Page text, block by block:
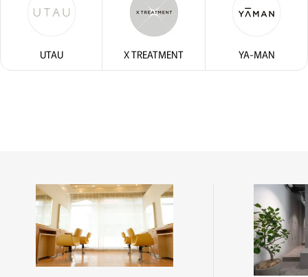
UTAU X TREATMENT YA-MAN